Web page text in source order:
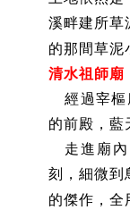
溪畔建所草
的那間草泥
清水祖師廟
經過宰
的前殿，藍
走進廟
刻，細微
的傑作，